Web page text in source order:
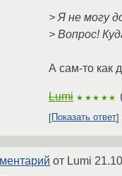
> Я не могу
> Вопрос!
А сам-то как
Lumi ★★★★★
Показать ответ
от Lumi